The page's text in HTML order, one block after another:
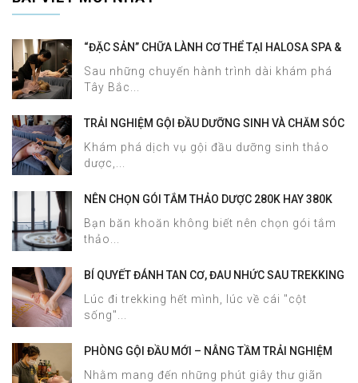
“ĐẶC SẢN” CHỮA LÀNH CƠ THỂ TẠI HALOSA SPA &
MASSAGE
Sau những chuyến hành trình dài khám phá
Tây Bắc...
TRẢI NGHIỆM GỘI ĐẦU DƯỠNG SINH VÀ CHĂM SÓC
DA MẶT TẠI HALOSA SPA & MASSAGE
Khám phá dịch vụ gội đầu dưỡng sinh thảo
dược,...
NÊN CHỌN GÓI TẮM THẢO DƯỢC 280K HAY 380K
TẠI HALOSA SPA & MASSAGE?
Bạn băn khoăn không biết nên chọn gói tắm
thảo...
BÍ QUYẾT ĐÁNH TAN CƠ, ĐAU NHỨC SAU TREKKING
SAPA CHỈ TRONG 60 PHÚT TẠI HALOSA SPA &
MASSAGE
Lúc đi trekking hết mình, lúc về cái "cột
sống"...
PHÒNG GỘI ĐẦU MỚI – NÂNG TẦM TRẢI NGHIỆM
DƯỠNG SINH TẠI HALOSA SPA & MASSAGE
Nhằm mang đến những phút giây thư giãn